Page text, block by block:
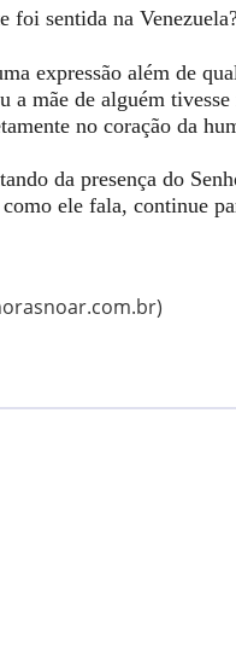
foi sentida na
expressão além de
a mãe de alguém
no coração da
da presença do
ele fala, continue